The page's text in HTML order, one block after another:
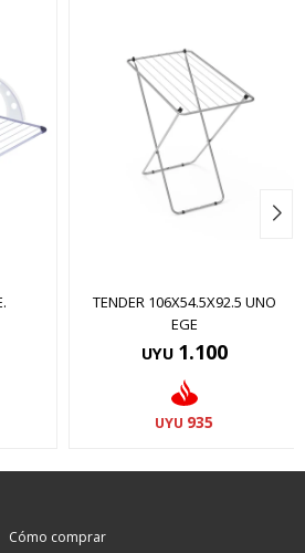
TENDER 106X54.5X92.5 UNO
EGE
UYU 1.100
UYU 935
Cómo comprar